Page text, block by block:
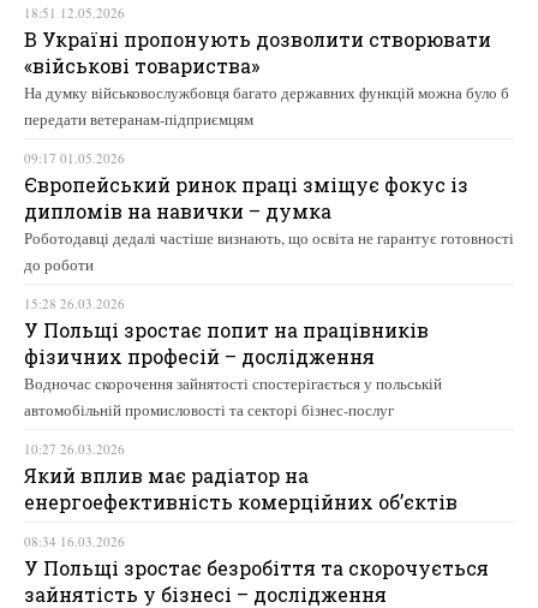
18:51 12.05.2026
В Україні пропонують дозволити створювати
«військові товариства»
На думку військовослужбовця багато державних функцій можна було б
передати ветеранам-підприємцям
09:17 01.05.2026
Європейський ринок праці зміщує фокус із
дипломів на навички – думка
Роботодавці дедалі частіше визнають, що освіта не гарантує готовності
до роботи
15:28 26.03.2026
У Польщі зростає попит на працівників
фізичних професій – дослідження
Водночас скорочення зайнятості спостерігається у польській
автомобільній промисловості та секторі бізнес-послуг
10:27 26.03.2026
Який вплив має радіатор на
енергоефективність комерційних об’єктів
08:34 16.03.2026
У Польщі зростає безробіття та скорочується
зайнятість у бізнесі – дослідження